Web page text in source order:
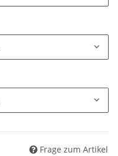
Frage zum Artikel